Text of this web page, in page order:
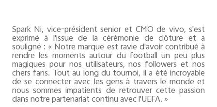
Spark Ni, vice-président senior et CMO de vivo, s'est
exprimé à l'issue de la cérémonie de clôture et a
souligné : « Notre marque est ravie d'avoir contribué à
rendre les moments autour du football un peu plus
magiques pour nos utilisateurs, nos followers et nos
chers fans. Tout au long du tournoi, il a été incroyable
de se connecter avec les gens à travers le monde et
nous sommes impatients de retrouver cette passion
dans notre partenariat continu avec l'UEFA. »